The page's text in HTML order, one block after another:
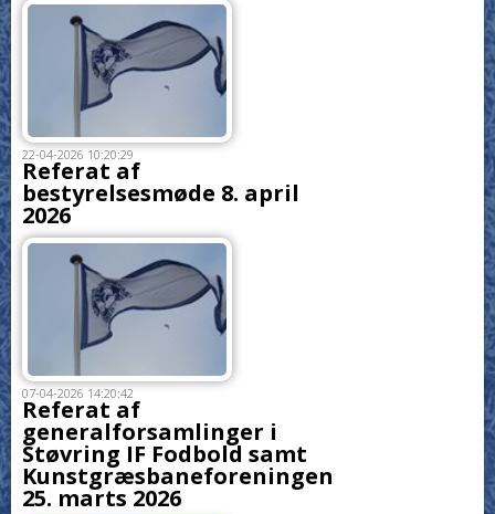
22-04-2026 10:20:29
Referat af
bestyrelsesmøde 8. april
2026
07-04-2026 14:20:42
Referat af
generalforsamlinger i
Støvring IF Fodbold samt
Kunstgræsbaneforeningen
25. marts 2026